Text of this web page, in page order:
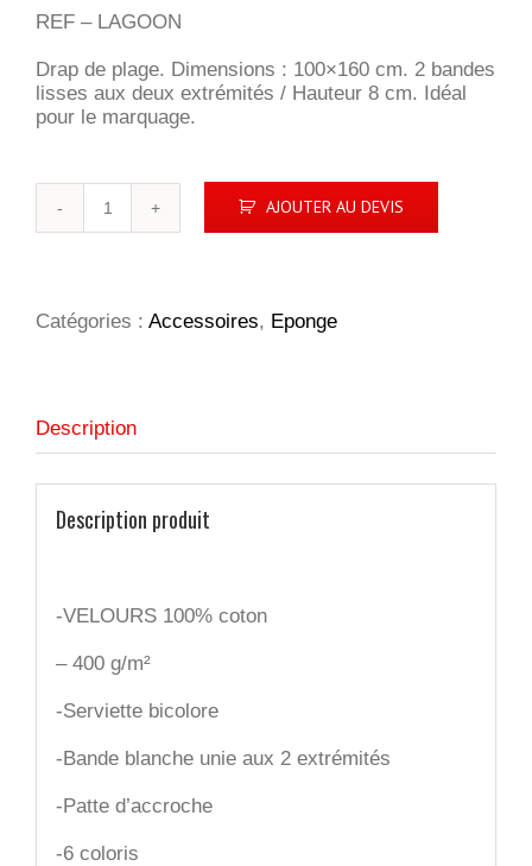
REF – LAGOON
Drap de plage. Dimensions : 100×160 cm. 2 bandes
lisses aux deux extrémités / Hauteur 8 cm. Idéal
pour le marquage.
Lagoon
AJOUTER AU DEVIS
Catégories : Accessoires, Eponge
Description
Description produit
-VELOURS 100% coton
– 400 g/m²
-Serviette bicolore
-Bande blanche unie aux 2 extrémités
-Patte d’accroche
-6 coloris